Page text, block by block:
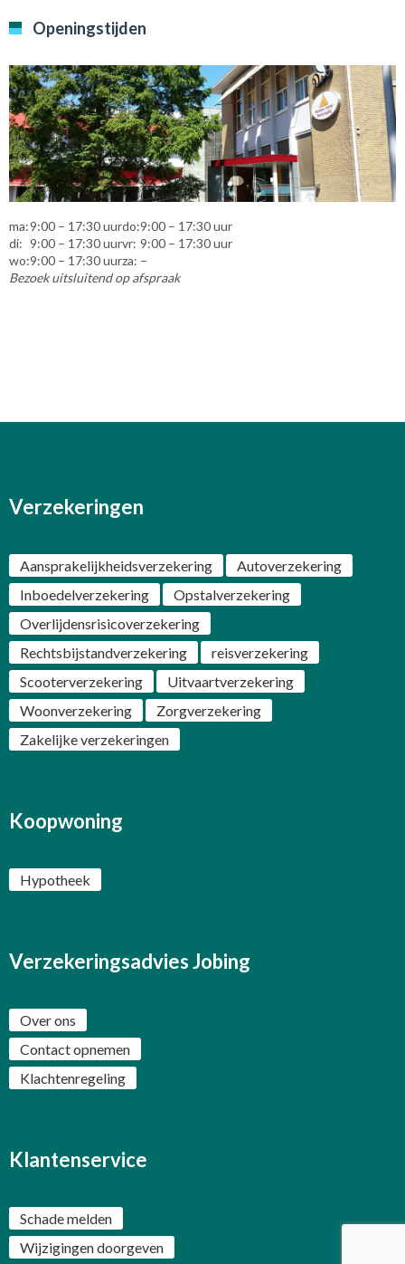
Openingstijden
ma:
di:
wo:
9:00 – 17:30 uur
9:00 – 17:30 uur
9:00 – 17:30 uur
do:
vr:
za:
9:00 – 17:30 uur
9:00 – 17:30 uur
–
Bezoek uitsluitend op afspraak
Verzekeringen
Aansprakelijkheidsverzekering
Autoverzekering
Inboedelverzekering
Opstalverzekering
Overlijdensrisicoverzekering
Rechtsbijstandverzekering
reisverzekering
Scooterverzekering
Uitvaartverzekering
Woonverzekering
Zorgverzekering
Zakelijke verzekeringen
Koopwoning
Hypotheek
Verzekeringsadvies Jobing
Over ons
Contact opnemen
Klachtenregeling
Klantenservice
Schade melden
Wijzigingen doorgeven